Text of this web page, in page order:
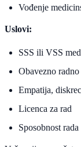
Vođenje
Uslovi:
SSS ili VSS
Obavezno
Empatija,
Licenca za rad
Sposobnost